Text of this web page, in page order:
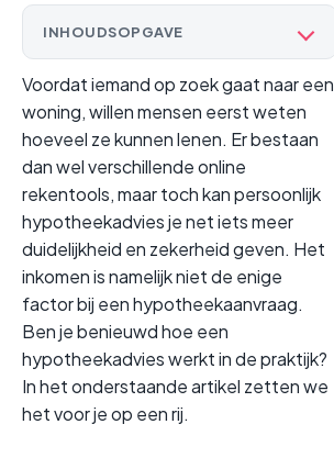
INHOUDSOPGAVE
Voordat iemand op zoek gaat naar een
woning, willen mensen eerst weten
hoeveel ze kunnen lenen. Er bestaan
dan wel verschillende online
rekentools, maar toch kan persoonlijk
hypotheekadvies je net iets meer
duidelijkheid en zekerheid geven. Het
inkomen is namelijk niet de enige
factor bij een hypotheekaanvraag.
Ben je benieuwd hoe een
hypotheekadvies werkt in de praktijk?
In het onderstaande artikel zetten we
het voor je op een rij.